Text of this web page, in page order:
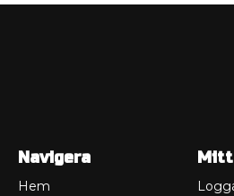
Navigera
Hem